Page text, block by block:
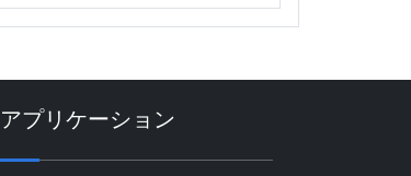
アプリケーション